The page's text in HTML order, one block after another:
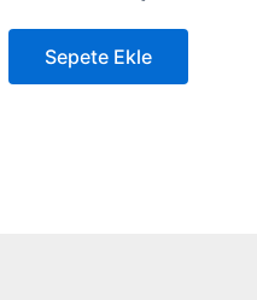
Sepete Ekle